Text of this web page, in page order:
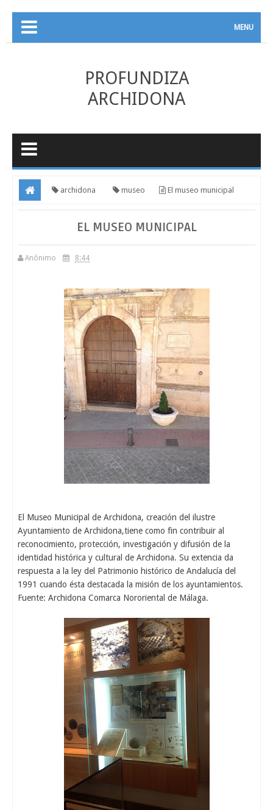
MENU
PROFUNDIZA
ARCHIDONA
archidona museo El museo municipal
EL MUSEO MUNICIPAL
Anónimo 8:44
El Museo Municipal de Archidona, creación del ilustre
Ayuntamiento de Archidona,tiene como fin contribuir al
reconocimiento, protección, investigación y difusión de la
identidad histórica y cultural de Archidona. Su extencia da
respuesta a la ley del Patrimonio histórico de Andalucía del
1991 cuando ésta destacada la misión de los ayuntamientos.
Fuente: Archidona Comarca Nororiental de Málaga.